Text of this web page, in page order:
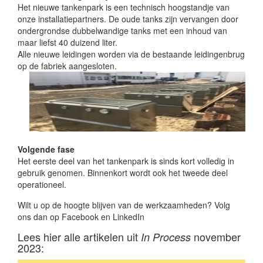
Het nieuwe tankenpark is een technisch hoogstandje van
onze installatiepartners. De oude tanks zijn vervangen door
ondergrondse dubbelwandige tanks met een inhoud van
maar liefst 40 duizend liter.
Alle nieuwe leidingen worden via de bestaande leidingenbrug
op de fabriek aangesloten.
Volgende fase
Het eerste deel van het tankenpark is sinds kort volledig in
gebruik genomen. Binnenkort wordt ook het tweede deel
operationeel.
Wilt u op de hoogte blijven van de werkzaamheden? Volg
ons dan op Facebook en LinkedIn
Lees hier alle artikelen uit In Process november
2023: